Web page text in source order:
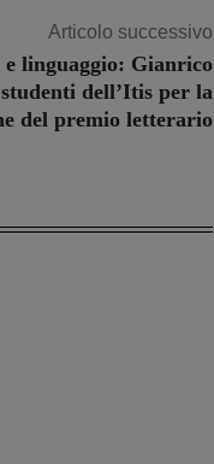
Articolo successivo
linguaggio: Gianrico
dell’Itis per la
del premio letterario